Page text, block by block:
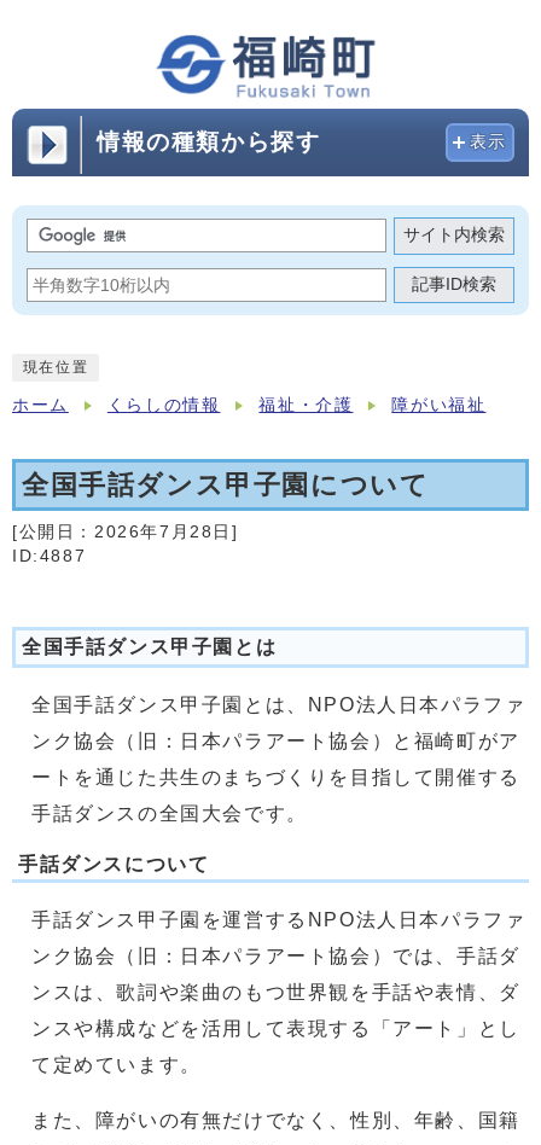
情報の種類から探す 表示
サイト内検索
記事ID検索
現在位置
ホーム くらしの情報 福祉・介護 障がい福祉
全国手話ダンス甲子園について
[公開日： 2026年7月28日 ]
ID:4887
全国手話ダンス甲子園とは
全国手話ダンス甲子園とは、NPO法人日本パラファ
ンク協会（旧：日本パラアート協会）と福崎町がア
ートを通じた共生のまちづくりを目指して開催する
手話ダンスの全国大会です。
手話ダンスについて
手話ダンス甲子園を運営するNPO法人日本パラファ
ンク協会（旧：日本パラアート協会）では、手話ダ
ンスは、歌詞や楽曲のもつ世界観を手話や表情、ダ
ンスや構成などを活用して表現する「アート」とし
て定めています。
また、障がいの有無だけでなく、性別、年齢、国籍